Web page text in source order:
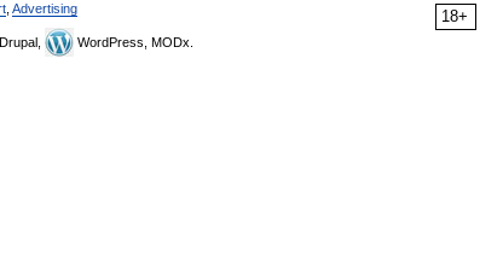
18+
Advertising
Drupal, WordPress, MODx.